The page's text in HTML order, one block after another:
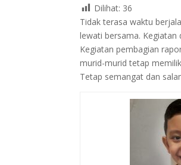
Dilihat: 36
Tidak terasa waktu
lewati bersama. Kegiatan
Kegiatan pembagian
murid-murid tetap
Tetap semangat dan